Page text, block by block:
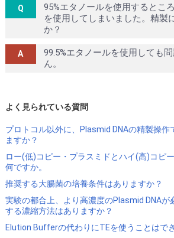
95%エタノールを使用するとこ
を使用してしまいました。精製
か？
99.5%エタノールを使用しても
ん。
よく見られている質問
プロトコル以外に、Plasmid DNAの精製操作
ますか？
ロー(低)コピー・プラスミドとハイ(高)コピ
何ですか。
推奨する大腸菌の培養条件はありますか？
実験の都合上、より高濃度のPlasmid DNAが
する濃縮方法はありますか？
Elution Bufferの代わりにTEを使うことはで